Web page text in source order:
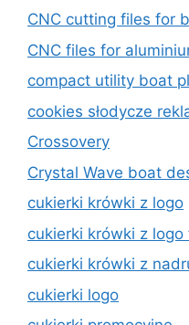
CNC cutting files for
CNC files for
compact utility boat
cookies słodycze
Crossovery
Crystal Wave boat
cukierki krówki z logo
cukierki krówki z logo
cukierki krówki z
cukierki logo